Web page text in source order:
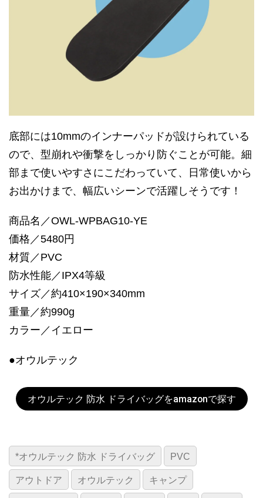
底部には10mmのインナーパッドが設けられている
ので、型崩れや衝撃をしっかり防ぐことが可能。細
部まで使いやすさにこだわっていて、日常使いから
お出かけまで、幅広いシーンで活躍しそうです！
商品名／OWL-WPBAG10-YE
価格／5480円
材質／PVC
防水性能／IPX4等級
サイズ／約410×190×340mm
重量／約990g
カラー／イエロー
●オウルテック
オウルテック 防水 ドライバッグをamazonで探す
*オウルテック 防水 ドライバッグ PVC
アウトドア オウルテック キャンプ